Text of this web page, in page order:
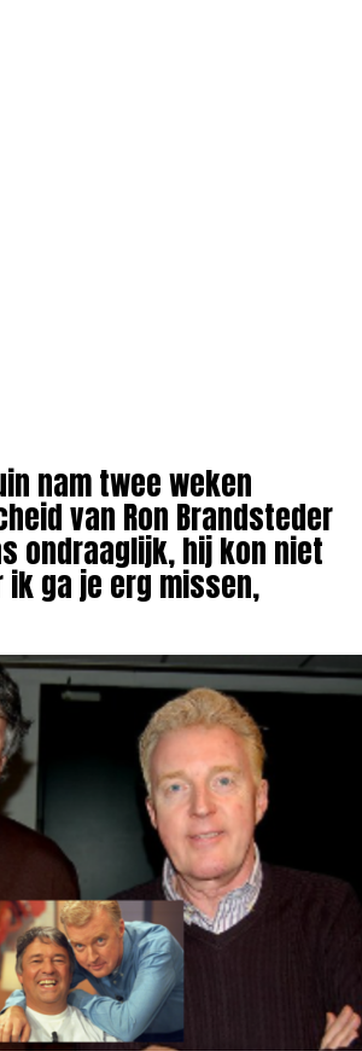
nam twee weken
van Ron Brandsteder
ondraaglijk, hij kon niet
ga je erg missen,